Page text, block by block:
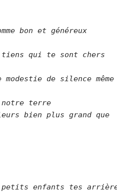
bon et généreux
qui te sont chers
de silence même
notre terre
bien plus grand que
enfants tes